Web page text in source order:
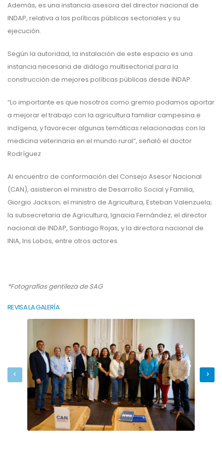
Además, es una instancia asesora del director nacional de
INDAP, relativa a las políticas públicas sectoriales y su
ejecución.
Según la autoridad, la instalación de este espacio es una
instancia necesaria de diálogo multisectorial para la
construcción de mejores políticas públicas desde INDAP.
“Lo importante es que nosotros como gremio podamos aportar
a mejorar el trabajo con la agricultura familiar campesina e
indígena, y favorecer algunas temáticas relacionadas con la
medicina veterinaria en el mundo rural”, señaló el doctor
Rodríguez
Al encuentro de conformación del Consejo Asesor Nacional
(CAN), asistieron el ministro de Desarrollo Social y Familia,
Giorgio Jackson; el ministro de Agricultura, Esteban Valenzuela;
la subsecretaria de Agricultura, Ignacia Fernández; el director
nacional de INDAP, Santiago Rojas, y la directora nacional de
INIA, Iris Lobos, entre otros actores.
*Fotografías gentileza de SAG
REVISA LA GALERÍA